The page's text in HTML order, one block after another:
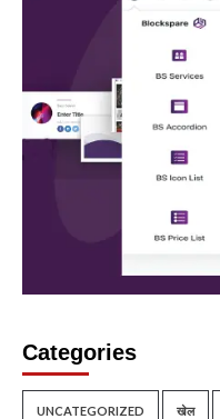
Categories
UNCATEGORIZED खेल